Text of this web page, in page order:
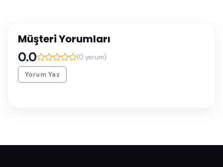
Müşteri Yorumları
0.0 (0 yorum)
Yorum Yaz